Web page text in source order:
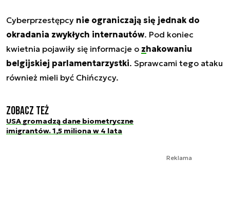
Cyberprzestępcy nie ograniczają się jednak do
okradania zwykłych internautów. Pod koniec
kwietnia pojawiły się informacje o zhakowaniu
belgijskiej parlamentarzystki. Sprawcami tego ataku
również mieli być Chińczycy.
Zobacz też
USA gromadzą dane biometryczne
imigrantów. 1,5 miliona w 4 lata
Reklama